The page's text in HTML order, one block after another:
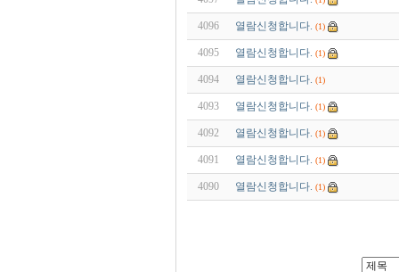
4096 열람신청합니다. (1)
4095 열람신청합니다. (1)
4094 열람신청합니다. (1)
4093 열람신청합니다. (1)
4092 열람신청합니다. (1)
4091 열람신청합니다. (1)
4090 열람신청합니다. (1)